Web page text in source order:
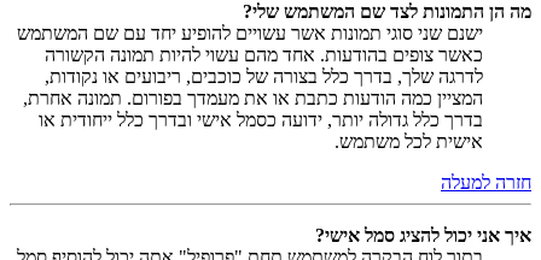
מה הן התמונות לצד שם המשתמש שלי?
ישנם שני סוגי תמונות אשר עשויים להופיע יחד עם שם המשתמש
כאשר צופים בהודעות. אחד מהם עשוי להיות תמונה הקשורה
לדרגה שלך, בדרך כלל בצורה של כוכבים, ריבועים או נקודות,
המציין כמה הודעות כתבת או את מעמדך בפורום. תמונה אחרת,
בדרך כלל גדולה יותר, ידועה כסמל אישי ובדרך כלל ייחודית או
אישית לכל משתמש.
חזרה למעלה
איך אני יכול להציג סמל אישי?